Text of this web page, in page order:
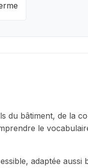
du bâtiment, de la
le
adaptée aussi